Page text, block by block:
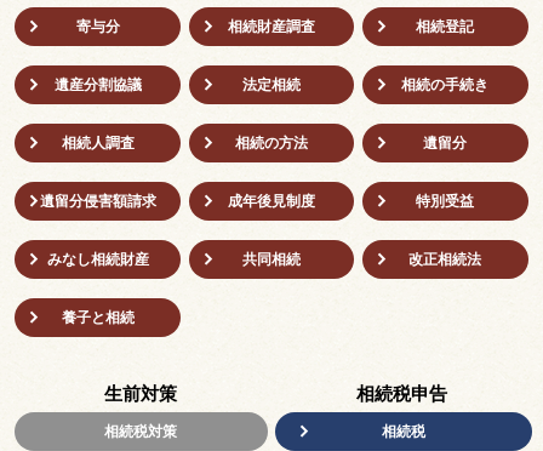
寄与分 相続財産調査 相続登記
遺産分割協議 法定相続 相続の⼿続き
相続人調査 相続の方法 遺留分
遺留分侵害額請求 成年後⾒制度 特別受益
みなし相続財産 共同相続 改正相続法
養子と相続
生前対策
相続税対策
相続税申告
相続税